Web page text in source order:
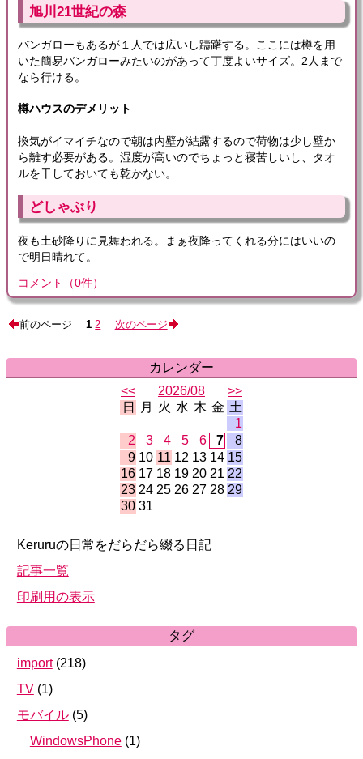
旭川21世紀の森
バンガローもあるが１人では広いし躊躇する。ここには樽を用
いた簡易バンガローみたいのがあって丁度よいサイズ。2人まで
なら行ける。
樽ハウスのデメリット
換気がイマイチなので朝は内壁が結露するので荷物は少し壁か
ら離す必要がある。湿度が高いのでちょっと寝苦しいし、タオ
ルを干しておいても乾かない。
どしゃぶり
夜も土砂降りに見舞われる。まぁ夜降ってくれる分にはいいの
で明日晴れて。
コメント （0件）
前のページ 1 2 次のページ
カレンダー
<<
2026/08
>>
日
月 火 水 木 金 土
1
2
3 4 5 6 7
8
9 10 11 12 13 14 15
16 17 18 19 20 21 22
23 24 25 26 27 28 29
30 31
Keruruの日常をだらだら綴る日記
記事一覧
印刷用の表示
タグ
import (218)
TV (1)
モバイル (5)
WindowsPhone (1)